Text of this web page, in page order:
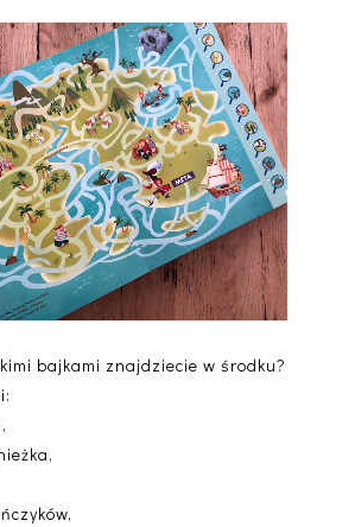
bajkami znajdziecie w środku?